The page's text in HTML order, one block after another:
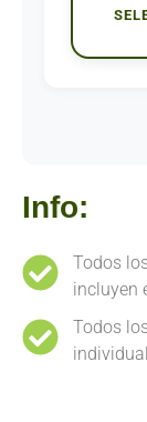
Info:
Todos
incluyen
Todos